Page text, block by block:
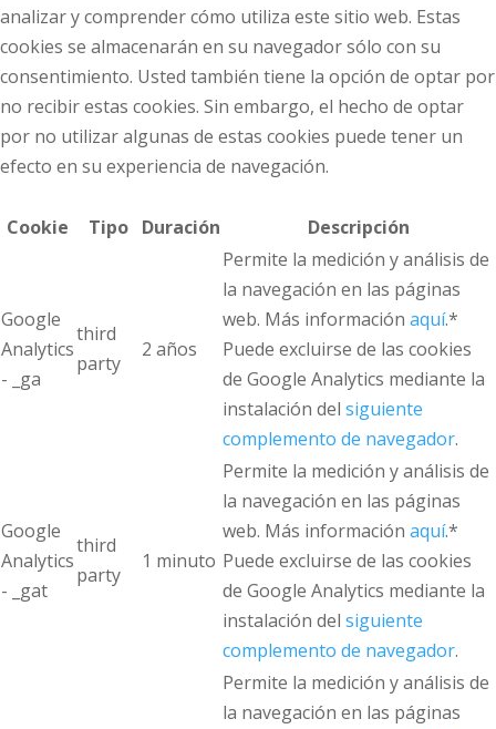
analizar y comprender cómo utiliza este sitio web. Estas
cookies se almacenarán en su navegador sólo con su
consentimiento. Usted también tiene la opción de optar por
no recibir estas cookies. Sin embargo, el hecho de optar
por no utilizar algunas de estas cookies puede tener un
efecto en su experiencia de navegación.
Cookie Tipo Duración Descripción
Google
Analytics
- _ga
third
party
2 años
Permite la medición y análisis de
la navegación en las páginas
web. Más información aquí.*
Puede excluirse de las cookies
de Google Analytics mediante la
instalación del siguiente
complemento de navegador.
Google
Analytics
- _gat
third
party
1 minuto
Permite la medición y análisis de
la navegación en las páginas
web. Más información aquí.*
Puede excluirse de las cookies
de Google Analytics mediante la
instalación del siguiente
complemento de navegador.
Permite la medición y análisis de
la navegación en las páginas